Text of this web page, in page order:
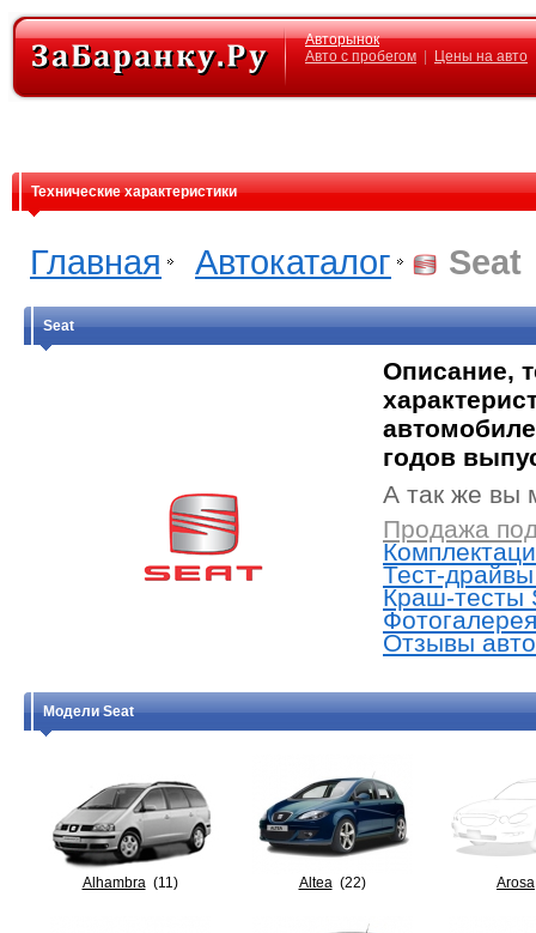
Авторынок
Авто с пробегом
Цены на авто
Технические характеристики
Главная Автокаталог Seat
Seat
Описание,
годов
А так же вы
Продажа
Тест-
Краш-тесты
Отзывы
Модели Seat
Alhambra (11) Altea (22) Arosa